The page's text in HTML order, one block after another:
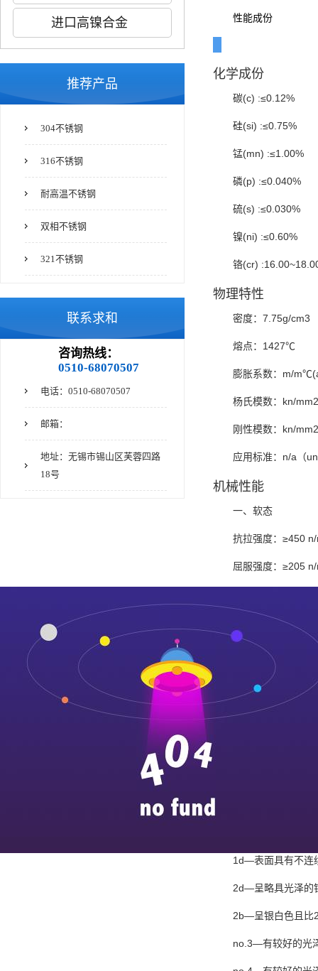
性能成份
化学成份
碳(c) :≤0.12%
硅(si) :≤0.75%
锰(mn) :≤1.00%
磷(p) :≤0.040%
硫(s) :≤0.030%
镍(ni) :≤0.60%
铬(cr)
物理特性
密度：7.75g/cm3
熔点：1427℃
膨胀系数：m/
杨氏模数：kn/mm2
刚性模数：kn/mm2
应用标准：n/a（
机械性能
一、软态
抗拉强度：≥450
屈服强度：≥205
硬度：hv≤200
二、硬态
屈服强度：≥205
抗拉强度：≥450
1d—表面具有不连
2d—呈略具光泽的
2b—呈银白色且比
no.3—有较好的光
进口高镍合金
推荐产品
304不锈钢
316不锈钢
耐高温不锈钢
双相不锈钢
321不锈钢
联系求和
咨询热线：
0510-68070507
电话：0510-68070507
邮箱：
地址：无锡市锡山区芙蓉四路
18号